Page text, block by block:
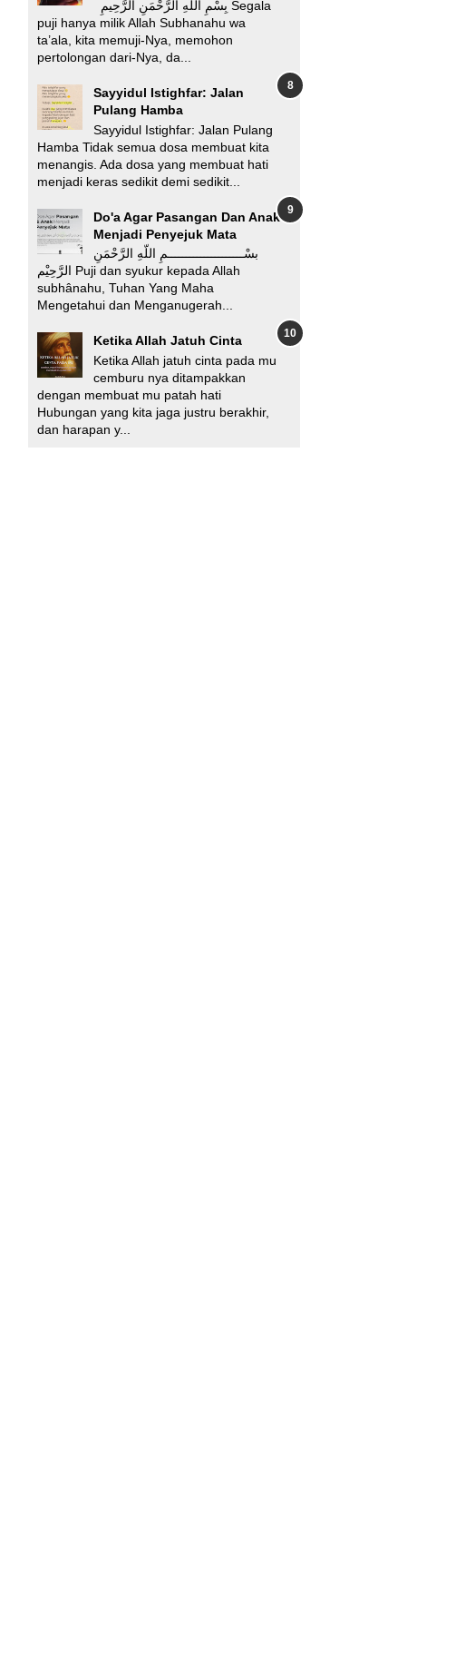
puji hanya milik Allah Subhanahu wa
ta’ala, kita memuji-Nya, memohon
pertolongan dari-Nya, da...
Sayyidul Istighfar: Jalan
Pulang Hamba
Sayyidul Istighfar: Jalan Pulang
Hamba Tidak semua dosa membuat kita
menangis. Ada dosa yang membuat hati
menjadi keras sedikit demi sedikit...
Do'a Agar Pasangan Dan Anak
Menjadi Penyejuk Mata
بسْـــــــــــــــــــــمِ اللّهِ الرَّحْمَنِ
الرَّحِيْم Puji dan syukur kepada Allah
subhânahu, Tuhan Yang Maha
Mengetahui dan Menganugerah...
Ketika Allah Jatuh Cinta
Ketika Allah jatuh cinta pada mu
cemburu nya ditampakkan
dengan membuat mu patah hati
Hubungan yang kita jaga justru berakhir,
dan harapan y...